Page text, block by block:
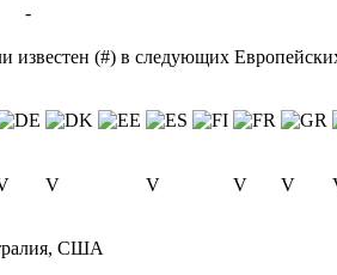
-
(#) в следующих
V V V V
США